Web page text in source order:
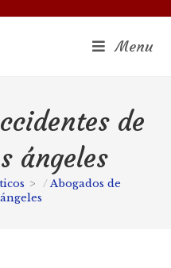
Menu
de
ángeles
>
Abogados de